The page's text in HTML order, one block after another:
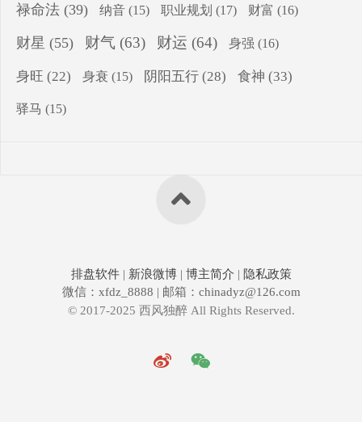
禄命法 (39) 纳音 (15) 职业规划 (17) 财富 (16)
财星 (55) 财气 (63) 财运 (64) 身强 (16)
身旺 (22) 身衰 (15) 阴阳五行 (28) 食神 (33)
驿马 (15)
排盘软件 | 新浪微博 | 博主简介 | 隐私政策
微信：xfdz_8888 | 邮箱：chinadyz@126.com
© 2017-2025 西风独醉 All Rights Reserved.